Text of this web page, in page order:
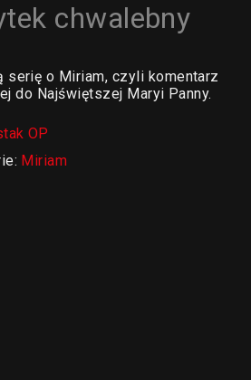
chwalebny
serię o Miriam, czyli komentarz
do Najświętszej Maryi Panny.
OP
Miriam